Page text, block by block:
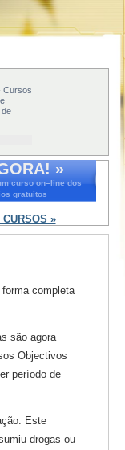
Cursos
de
»
curso on–line dos
gratuitos
»
completa
são agora
Objectivos
período de
Este
drogas ou